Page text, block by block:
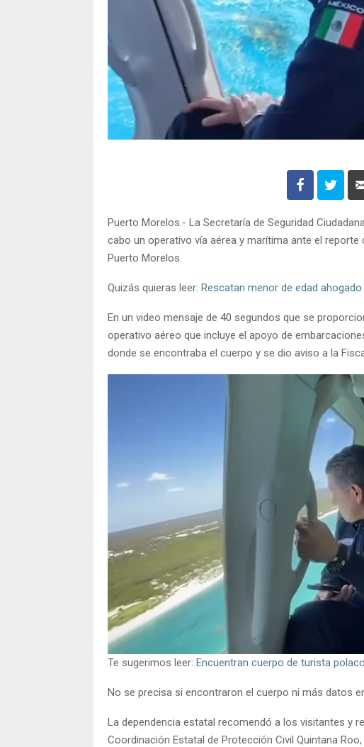
Puerto Morelos.- La Secretaría de Seguridad
cabo un operativo vía aérea y marítima ante el
Puerto Morelos.
Quizás quieras leer: Rescatan menor de edad
En un video mensaje de 40 segundos que se
operativo aéreo que incluye el apoyo de
donde se encontraba el cuerpo y se dio aviso a la
Te sugerimos leer: Encuentran cuerpo de turista
No se precisa si encontraron el cuerpo ni más datos
La dependencia estatal recomendó a los visitantes y
Coordinación Estatal de Protección Civil Quintana